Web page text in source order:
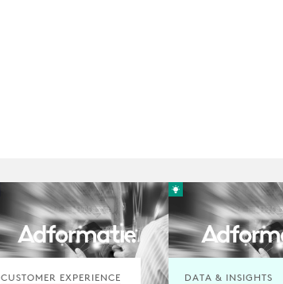
CUSTOMER EXPERIENCE DATA & INSIGHTS